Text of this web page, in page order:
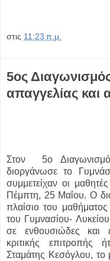
στις 11:23 π.μ.
5oς
απαγγελίας
Στον 5ο
διοργάνωσε το
συμμετείχαν οι
Πέμπτη, 25 Μαΐου. Ο
πλαίσιο του
του Γυμνασίου-
σε ενθουσιώδες και
κριτικής επιτροπής
Σταμάτης Κεσόγλου, το